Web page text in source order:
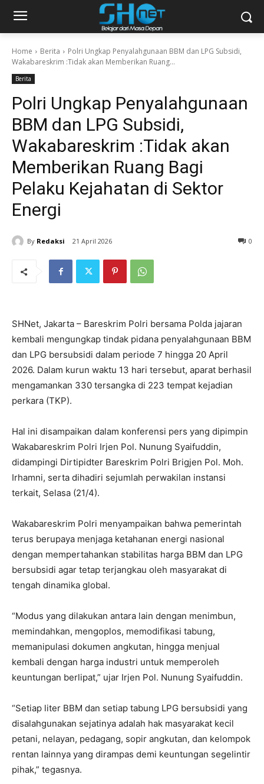
Home Berita
Polri Ungkap Penyalahgunaan BBM dan LPG Subsidi,
Wakabareskrim :Tidak akan Memberikan Ruang...
Berita
Polri Ungkap Penyalahgunaan
BBM dan LPG Subsidi,
Wakabareskrim :Tidak akan
Memberikan Ruang Bagi
Pelaku Kejahatan di Sektor
Energi
By Redaksi 21 April 2026 0
SHNet, Jakarta – Bareskrim Polri bersama Polda jajaran
kembali mengungkap tindak pidana penyalahgunaan BBM
dan LPG bersubsidi dalam periode 7 hingga 20 April
2026. Dalam kurun waktu 13 hari tersebut, aparat berhasil
mengamankan 330 tersangka di 223 tempat kejadian
perkara (TKP).
Hal ini disampaikan dalam konferensi pers yang dipimpin
Wakabareskrim Polri Irjen Pol. Nunung Syaifuddin,
didampingi Dirtipidter Bareskrim Polri Brigjen Pol. Moh.
Irhamni, serta dihadiri sejumlah perwakilan instansi
terkait, Selasa (21/4).
Wakabareskrim Polri menyampaikan bahwa pemerintah
terus berupaya menjaga ketahanan energi nasional
dengan mempertahankan stabilitas harga BBM dan LPG
bersubsidi agar tetap terjangkau oleh masyarakat di
tengah dinamika global.
“Modus yang dilakukan antara lain dengan menimbun,
memindahkan, mengoplos, memodifikasi tabung,
memanipulasi dokumen angkutan, hingga menjual
kembali dengan harga industri untuk memperoleh
keuntungan berlipat,” ujar Irjen Pol. Nunung Syaifuddin.
“Setiap liter BBM dan setiap tabung LPG bersubsidi yang
disalahgunakan sejatinya adalah hak masyarakat kecil
petani, nelayan, pedagang, sopir angkutan, dan kelompok
rentan lainnya yang dirampas demi keuntungan segelintir
pihak,” tegasnya.